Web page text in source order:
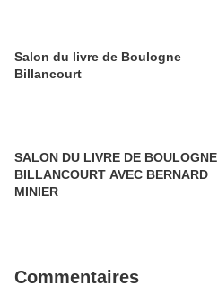
Salon du livre de Boulogne
Billancourt
SALON DU LIVRE DE BOULOGNE
BILLANCOURT AVEC BERNARD
MINIER
Commentaires